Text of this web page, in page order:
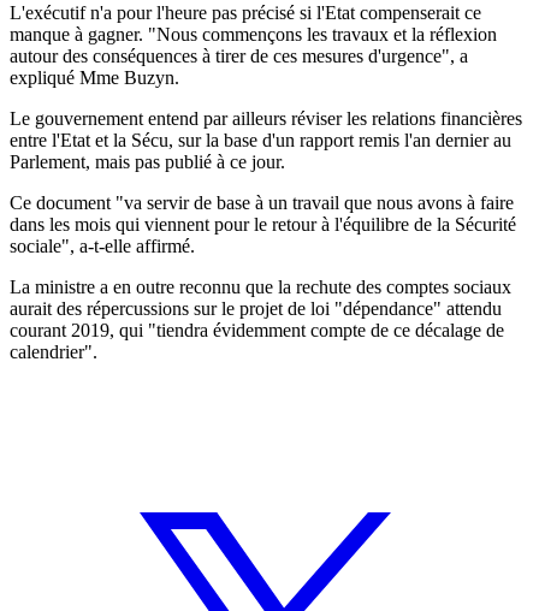
L'exécutif n'a pour l'heure pas précisé si l'Etat compenserait ce
manque à gagner. "Nous commençons les travaux et la réflexion
autour des conséquences à tirer de ces mesures d'urgence", a
expliqué Mme Buzyn.
Le gouvernement entend par ailleurs réviser les relations financières
entre l'Etat et la Sécu, sur la base d'un rapport remis l'an dernier au
Parlement, mais pas publié à ce jour.
Ce document "va servir de base à un travail que nous avons à faire
dans les mois qui viennent pour le retour à l'équilibre de la Sécurité
sociale", a-t-elle affirmé.
La ministre a en outre reconnu que la rechute des comptes sociaux
aurait des répercussions sur le projet de loi "dépendance" attendu
courant 2019, qui "tiendra évidemment compte de ce décalage de
calendrier".